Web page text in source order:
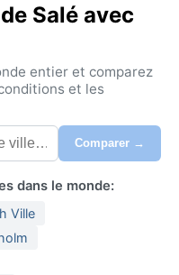
son rythme
avec une
méditerranéen à
à septembre, sont
oscillant entre
adoucie par la
18°C, mais les
Les précipitations,
atteignent environ
modérée, plus élevée
Salé avec
entier et comparez
et les
Comparer →
dans le monde:
Ville